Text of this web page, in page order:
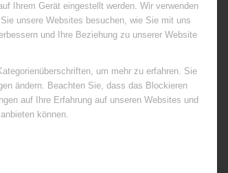
Ihrem Gerät eingestellt werden. Wir verwenden
unsere Websites besuchen, wie Sie mit uns
und Ihre Beziehung zu unserer Website
um mehr zu erfahren. Sie
ändern. Beachten Sie, dass das Blockieren
auf Ihre Erfahrung auf unseren Websites und
können.